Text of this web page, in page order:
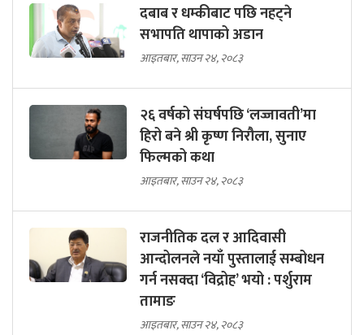
दबाब र धम्कीबाट पछि नहट्ने
सभापति थापाको अडान
आइतबार, साउन २४, २०८३
२६ वर्षको संघर्षपछि ‘लज्जावती’मा
हिरो बने श्री कृष्ण निरौला, सुनाए
फिल्मको कथा
आइतबार, साउन २४, २०८३
राजनीतिक दल र आदिवासी
आन्दोलनले नयाँ पुस्तालाई सम्बोधन
गर्न नसक्दा ‘विद्रोह’ भयो : पर्शुराम
तामाङ
आइतबार, साउन २४, २०८३